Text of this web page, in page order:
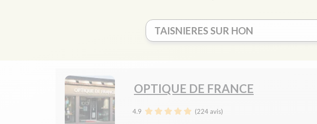
OPTIQUE DE FRANCE
4.9 (224 avis)